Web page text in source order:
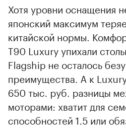
Хотя уровни оснащения
японский максимум
китайской нормы.
Т90 Luxury упихали
Flagship не осталось
преимущества. А к
650 тыс. руб. разницы
моторами: хватит для
способностей 1.5 или